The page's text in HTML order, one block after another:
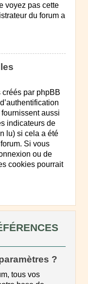
voyez pas cette
du forum a
par phpBB
aussi
indicateurs de
lu) si cela a été
Si vous
ou de
cookies pourrait
?
tous vos